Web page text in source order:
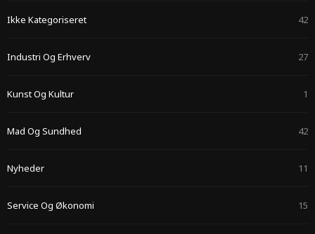
Ikke Kategoriseret 42
Industri Og Erhverv 27
Kunst Og Kultur 1
Mad Og Sundhed 42
Nyheder 11
Service Og Økonomi 15